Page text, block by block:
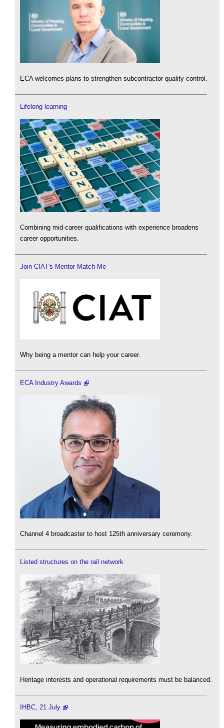
ECA welcomes plans to strengthen subcontractor quality control.
Lifelong learning
Combining mid-career qualifications with experience broadens
career opportunities.
Join CIAT's Mentor Match Me
Why being a mentor can help your career.
ECA Industry Awards
Channel 4 broadcaster to host 125th anniversary ceremony.
Listed structures on the rail network
Heritage interests and operational requirements must be balanced.
IHBC, 21 July